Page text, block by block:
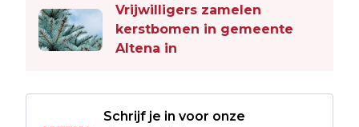
Vrijwilligers zamelen
kerstbomen in gemeente
Altena in
Schrijf je in voor onze